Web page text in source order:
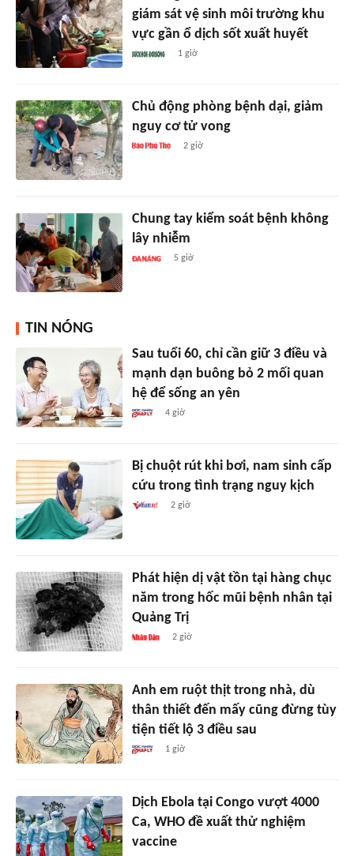
giám sát vệ sinh môi trường khu
vực gần ổ dịch sốt xuất huyết
1 giờ
Chủ động phòng bệnh dại, giảm
nguy cơ tử vong
2 giờ
Chung tay kiểm soát bệnh không
lây nhiễm
5 giờ
TIN NÓNG
Sau tuổi 60, chỉ cần giữ 3 điều và
mạnh dạn buông bỏ 2 mối quan
hệ để sống an yên
4 giờ
Bị chuột rút khi bơi, nam sinh cấp
cứu trong tình trạng nguy kịch
2 giờ
Phát hiện dị vật tồn tại hàng chục
năm trong hốc mũi bệnh nhân tại
Quảng Trị
2 giờ
Anh em ruột thịt trong nhà, dù
thân thiết đến mấy cũng đừng tùy
tiện tiết lộ 3 điều sau
1 giờ
Dịch Ebola tại Congo vượt 4000
Ca, WHO đề xuất thử nghiệm
vaccine